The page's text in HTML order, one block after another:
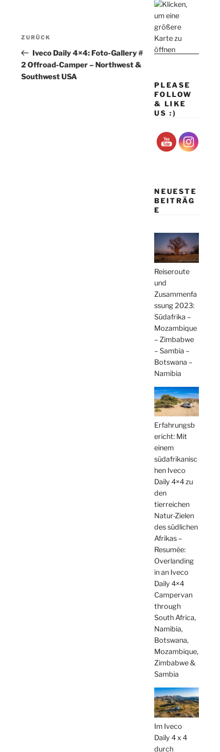
Beitragsnavigation
Vorheriger
Beitrag
ZURÜCK
Iveco Daily 4×4: Foto-Gallery #
2 Offroad-Camper – Northwest &
Southwest USA
PLEASE
FOLLOW
& LIKE
US :)
NEUESTE
BEITRÄG
E
Reiseroute
und
Zusammenfa
ssung 2023:
Südafrika –
Mozambique
– Zimbabwe
– Sambia –
Botswana –
Namibia
Erfahrungsb
ericht: Mit
einem
südafrikanisc
hen Iveco
Daily 4×4 zu
den
tierreichen
Natur-Zielen
des südlichen
Afrikas –
Resumée:
Overlanding
in an Iveco
Daily 4×4
Campervan
through
South Africa,
Namibia,
Botswana,
Mozambique,
Zimbabwe &
Sambia
Im Iveco
Daily 4 x 4
durch